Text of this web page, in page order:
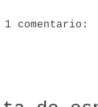
1 comentario: